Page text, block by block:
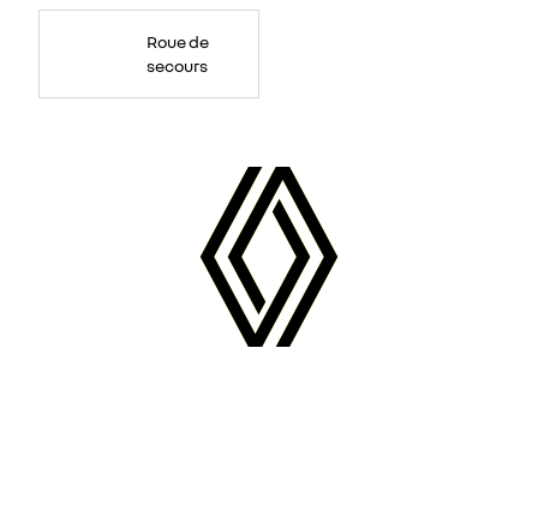
Roue de
secours